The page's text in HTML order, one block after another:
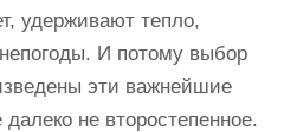
удерживают тепло,
И потому выбор
эти важнейшие
не второстепенное.